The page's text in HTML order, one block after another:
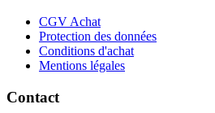
CGV Achat
Protection des données
Conditions d'achat
Mentions légales
Contact